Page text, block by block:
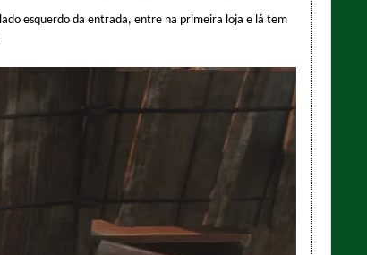
esquerdo da entrada, entre na primeira loja e lá tem